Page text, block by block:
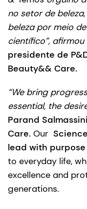
no setor de
beleza por meio
científico”, afirmou
presidente de
Beauty&& Care.
“We bring
essential, the
Parand
Care. Our Science
lead with
to everyday life,
excellence and
generations.